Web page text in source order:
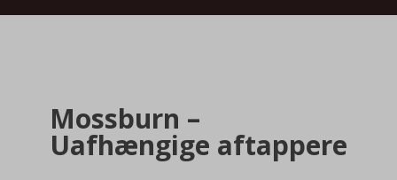
Mossburn –
Uafhængige aftappere